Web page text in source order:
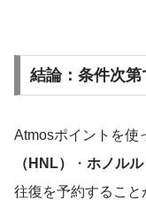
結論：条件次第
Atmosポイントを使
（HNL）
・ ホノル
往復を予約すること